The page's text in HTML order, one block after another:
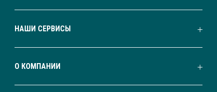
НАШИ СЕРВИСЫ
О КОМПАНИИ